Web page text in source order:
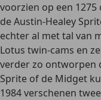
voorzien op een 1275
de Austin-Healey
echter al met tal van
Lotus twin-cams en
verder zo ontworpen
Sprite of de Midget
1984 verschenen